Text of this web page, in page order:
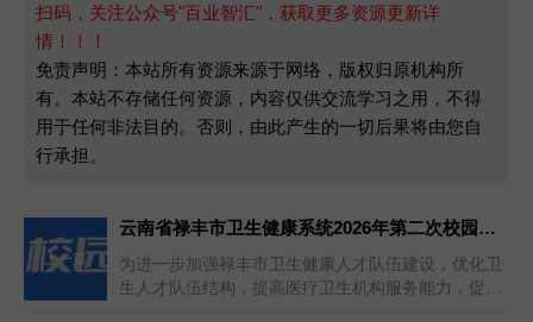
扫码，关注公众号"百业智汇"，获取更多资源更新详
情！！！
免责声明：本站所有资源来源于网络，版权归原机构所
有。本站不存储任何资源，内容仅供交流学习之用，不得
用于任何非法目的。否则，由此产生的一切后果将由您自
行承担。
上一篇
云南省禄丰市卫生健康系统2026年第二次校园招聘10名工作人员公告
为进一步加强禄丰市卫生健康人才队伍建设，优化卫
生人才队伍结构，提高医疗卫生机构服务能力，促进